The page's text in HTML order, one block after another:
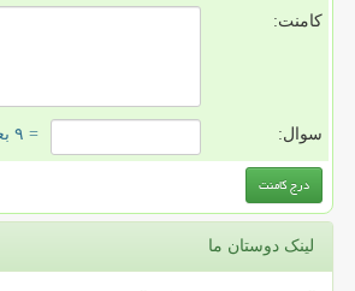
کامنت:
سوال: = ۹ بعلاوه ۵
لینک دوستان ما